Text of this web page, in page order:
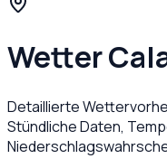
Wetter
Detaillierte
Stündliche Daten,